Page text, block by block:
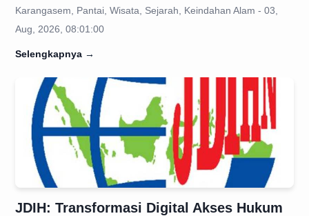
Karangasem, Pantai, Wisata, Sejarah, Keindahan Alam - 03,
Aug, 2026, 08:01:00
Selengkapnya →
JDIH: Transformasi Digital Akses Hukum